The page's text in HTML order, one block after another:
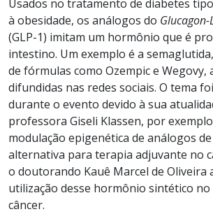
Usados no tratamento de diabetes
à obesidade, os análogos do Glucagon-
(GLP-1) imitam um hormônio que é
intestino. Um exemplo é a
de fórmulas como Ozempic e Wegovy,
difundidas nas redes sociais. O tema
durante o evento devido à sua
professora Giseli Klassen, por
modulação epigenética de análogos de
alternativa para terapia adjuvante no
o doutorando Kauê Marcel de Oliveira
utilização desse hormônio sintético
câncer.